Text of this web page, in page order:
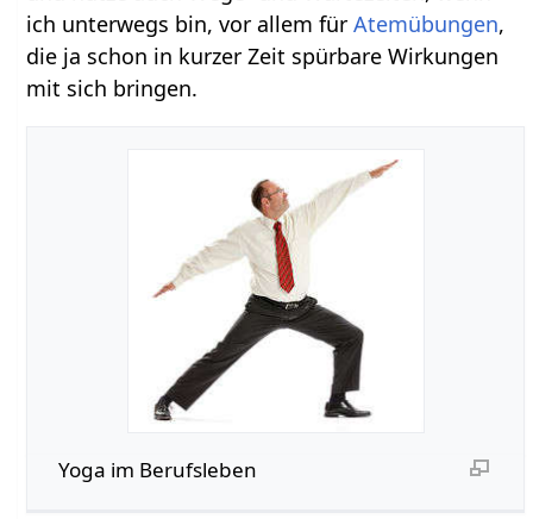
ich unterwegs bin, vor allem fürAtemübungen,
die ja schon in kurzer Zeit spürbare Wirkungen
mit sich bringen.
Yoga im Berufsleben